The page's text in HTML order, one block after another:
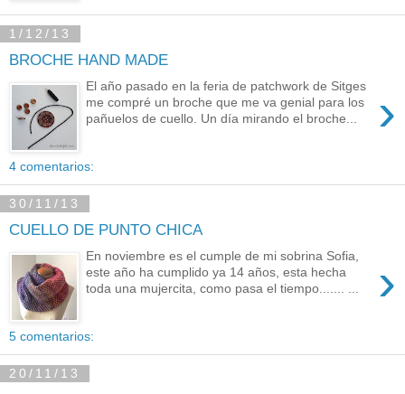
1/12/13
BROCHE HAND MADE
›
El año pasado en la feria de patchwork de Sitges
me compré un broche que me va genial para los
pañuelos de cuello. Un día mirando el broche...
4 comentarios:
30/11/13
CUELLO DE PUNTO CHICA
›
En noviembre es el cumple de mi sobrina Sofia,
este año ha cumplido ya 14 años, esta hecha
toda una mujercita, como pasa el tiempo....... ...
5 comentarios:
20/11/13